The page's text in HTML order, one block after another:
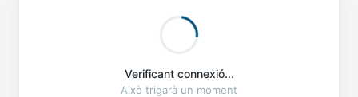
Verificant connexió...
Això trigarà un moment